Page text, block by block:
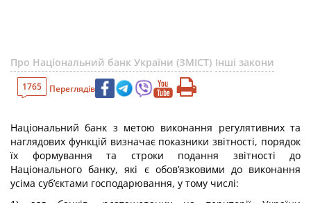
Про Національний банк України (ЗМІСТ) Інші закони
1765 Переглядів
Національний банк з метою виконання регулятивних та
наглядових функцій визначає показники звітності, порядок
їх формування та строки подання звітності до
Національного банку, які є обов’язковими до виконання
усіма суб’єктами господарювання, у тому числі: